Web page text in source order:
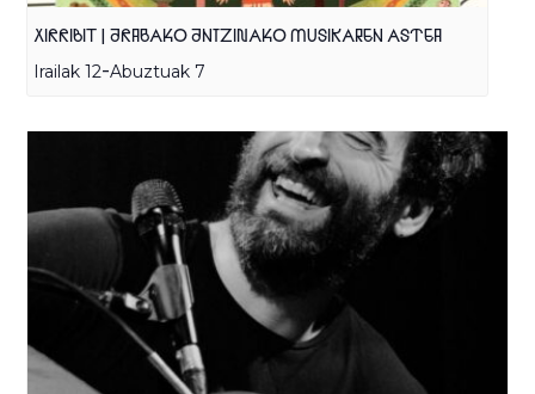
XIRRIBIT | ARABAKO ANTZINAKO MUSIKAREN ASTEA
Irailak 12-Abuztuak 7